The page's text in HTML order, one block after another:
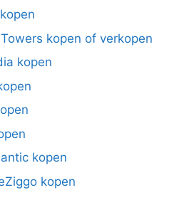
kopen of verkopen
kopen
kopen
kopen